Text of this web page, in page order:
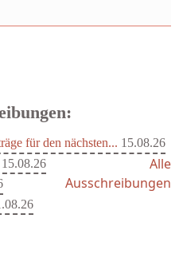
für den nächsten... 15.08.26
15.08.26
Alle
Ausschreibungen